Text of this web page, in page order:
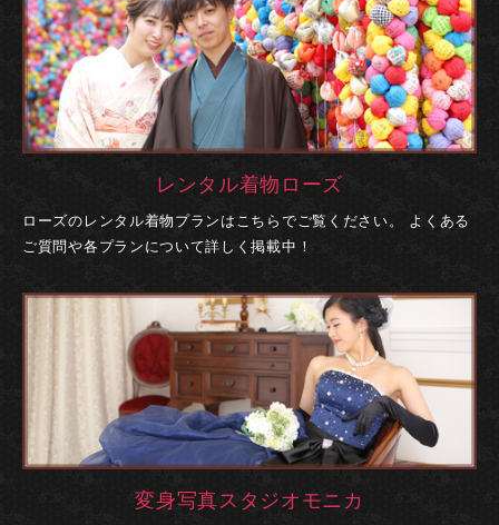
レンタル着物ローズ
ローズのレンタル着物プランはこちらでご覧ください。
よくある
ご質問や各プランについて詳しく掲載中！
変身写真スタジオモニカ